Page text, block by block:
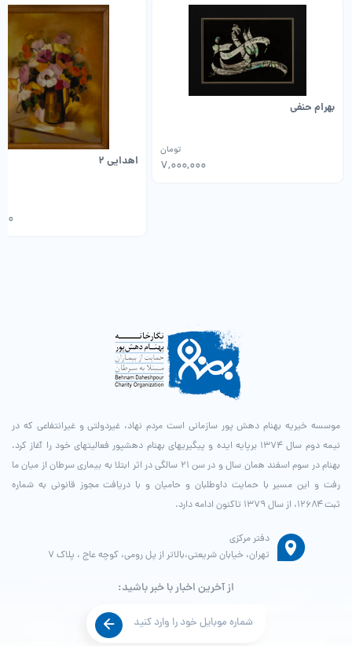
بهرام حنفی
7,000,000
تومان
اهدایی 2
موسسه خیریه بهنام دهش پور سازمانی است مردم نهاد، غیردولتی و غیرانتفاعی که در
نیمه دوم سال ۱۳۷۴ برپایه ایده و پیگیری­های بهنام دهش­پور فعالیت­های خود را آغاز کرد.
بهنام در سوم اسفند همان سال و در سن ۲۱ سالگی در اثر ابتلا به بیماری سرطان از میان ما
رفت و این مسیر با حمایت داوطلبان و حامیان و با دریافت مجوز قانونی به شماره
ثبت ۱۲۶۸۴، از سال ۱۳۷۹ تاکنون ادامه دارد.
دفتر مرکزی
تهران، خیابان شریعتی،بالاتر از پل رومی، کوچه عاج ، پلاک ۷
از آخرین اخبار با خبر باشید: